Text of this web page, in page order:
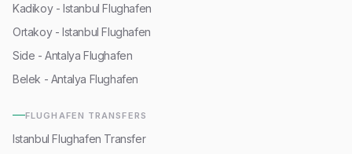
Kadikoy - Istanbul Flughafen
Ortakoy - Istanbul Flughafen
Side - Antalya Flughafen
Belek - Antalya Flughafen
FLUGHAFEN TRANSFERS
Istanbul Flughafen Transfer